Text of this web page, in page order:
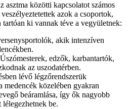
asztma közötti kapcsolatot számos
azok a csoportok,
tartóan ki vannak téve a vegyületnek:
akik intenzíven
Úszómesterek, edzők, karbantartók,
az uszodatérben.
lévő légzőrendszerük
medencék közelében gyakran
beáramlása, így ők nagyobb
be.